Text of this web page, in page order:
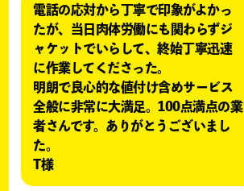
電話の応対から丁寧で印象がよかっ
たが、当日肉体労働にも関わらずジ
ャケットでいらして、終始丁寧迅速
に作業してくださった。
明朗で良心的な値付け含めサービス
全般に非常に大満足。100点満点の業
者さんです。ありがとうございまし
た。
T様